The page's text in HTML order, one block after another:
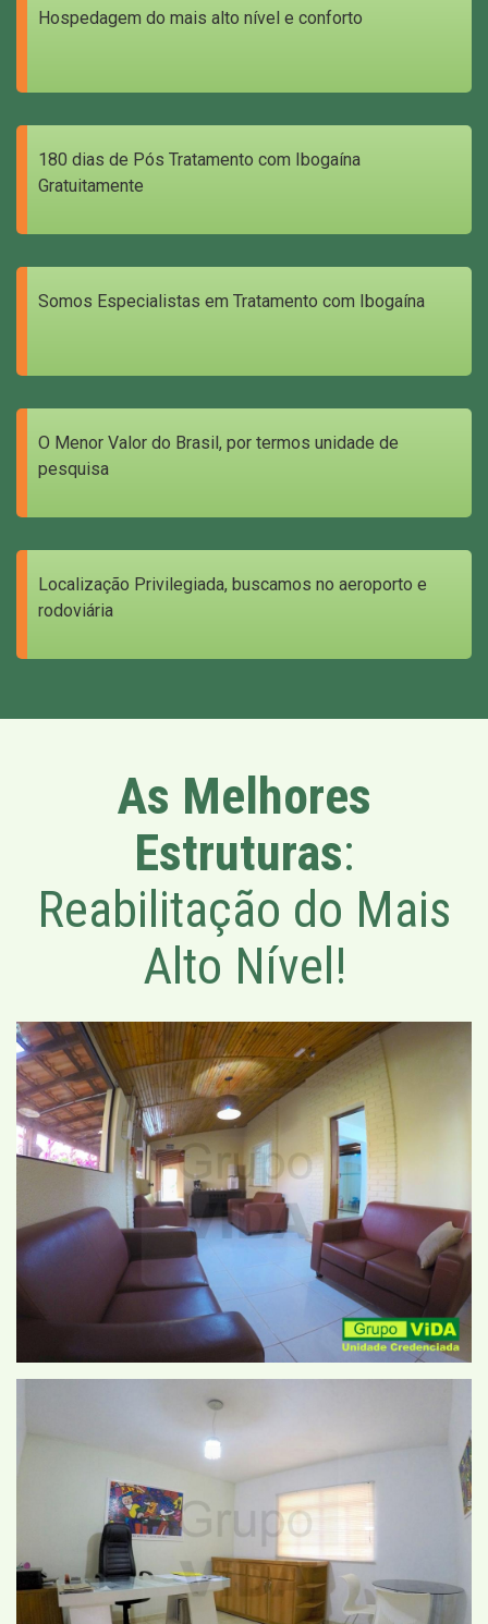
Hospedagem do mais alto nível e conforto
180 dias de Pós Tratamento com Ibogaína
Gratuitamente
Somos Especialistas em Tratamento com Ibogaína
O Menor Valor do Brasil, por termos unidade de
pesquisa
Localização Privilegiada, buscamos no aeroporto e
rodoviária
As Melhores
Estruturas:
Reabilitação do Mais
Alto Nível!